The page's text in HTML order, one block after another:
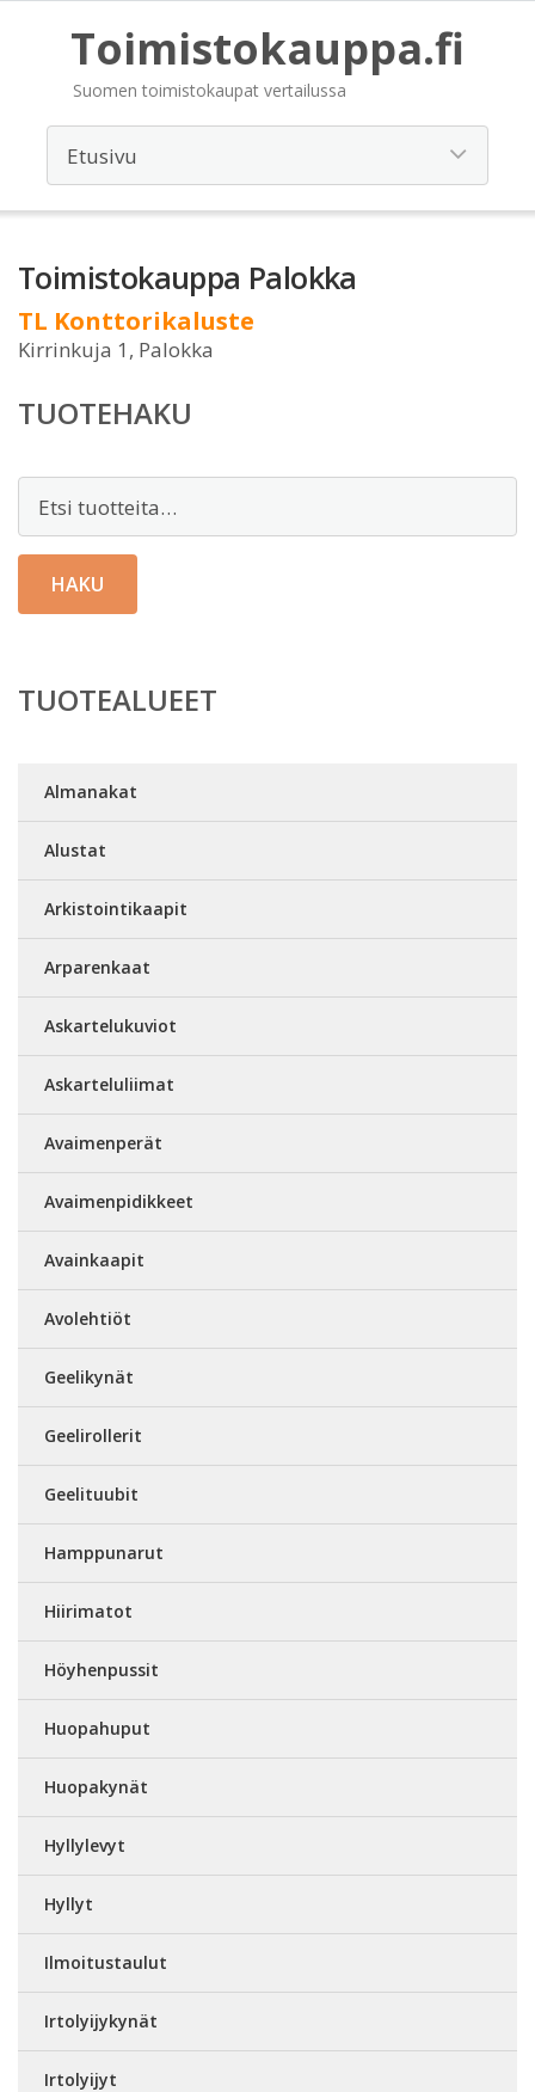
Toimistokauppa.fi
Suomen toimistokaupat vertailussa
Toimistokauppa Palokka
TL Konttorikaluste
Kirrinkuja 1, Palokka
TUOTEHAKU
HAKU
TUOTEALUEET
Almanakat
Alustat
Arkistointikaapit
Arparenkaat
Askartelukuviot
Askarteluliimat
Avaimenperät
Avaimenpidikkeet
Avainkaapit
Avolehtiöt
Geelikynät
Geelirollerit
Geelituubit
Hamppunarut
Hiirimatot
Höyhenpussit
Huopahuput
Huopakynät
Hyllylevyt
Hyllyt
Ilmoitustaulut
Irtolyijykynät
Irtolyijyt